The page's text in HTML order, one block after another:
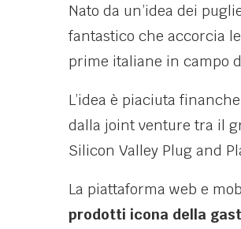
Nato da un’idea dei
fantastico che accorcia
prime italiane in campo
L’idea è piaciuta
dalla joint venture tra il
Silicon Valley Plug and
La piattaforma web e
prodotti icona della